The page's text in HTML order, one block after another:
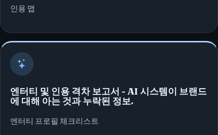
인용 맵
엔터티 및 인용 격차 보고서 - AI 시스템이 브랜드
에 대해 아는 것과 누락된 정보.
엔터티 프로필 체크리스트